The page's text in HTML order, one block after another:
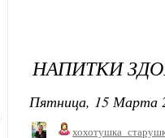
НАПИТКИ
Пятница, 15 Марта